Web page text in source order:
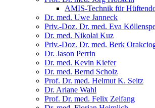
AMIS-Technik für
Dr. med. Uwe Janneck
Priv.-Doz. Dr. med. Eva
Dr. med. Nikolai Kuz
Priv.-Doz. Dr. med. Berk
Dr. Jason Perrin
Dr. med. Kevin Kiefer
Dr. med. Bernd Scholz
Prof. Dr. med. Helmut K. Seitz
Dr. Ariane Wahl
Prof. Dr. med. Felix Zeifang